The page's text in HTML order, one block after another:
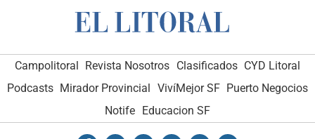
Campolitoral Revista Nosotros Clasificados CYD Litoral
Podcasts Mirador Provincial VivíMejor SF Puerto Negocios
Notife Educacion SF